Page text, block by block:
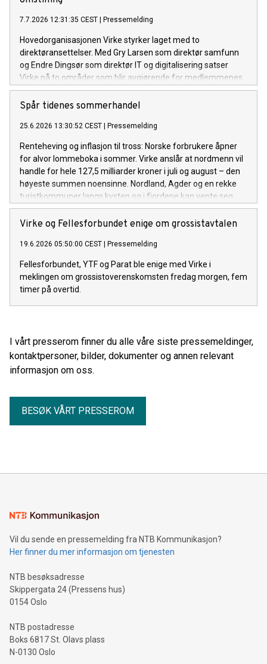
7.7.2026 12:31:35 CEST Pressemelding
Hovedorganisasjonen Virke styrker laget med to
direktøransettelser. Med Gry Larsen som direktør samfunn
og Endre Dingsør som direktør IT og digitalisering satser
Virke på to områder som blir avgjørende for medlemmenes
konkurransekraft i årene som kommer: samfunnspåvirkning
og digital omstilling.
Spår tidenes sommerhandel
25.6.2026 13:30:52 CEST Pressemelding
Renteheving og inflasjon til tross: Norske forbrukere åpner
for alvor lommeboka i sommer. Virke anslår at nordmenn vil
handle for hele 127,5 milliarder kroner i juli og august – den
høyeste summen noensinne. Nordland, Agder og en rekke
turistkommuner langs kysten og i fjordene kan vente seg
rekordomsetning.
Virke og Fellesforbundet enige om grossistavtalen
19.6.2026 05:50:00 CEST Pressemelding
Fellesforbundet, YTF og Parat ble enige med Virke i
meklingen om grossistoverenskomsten fredag morgen, fem
timer på overtid.
I vårt presserom finner du alle våre siste pressemeldinger,
kontaktpersoner, bilder, dokumenter og annen relevant
informasjon om oss.
BESØK VÅRT PRESSEROM
Vil du sende en pressemelding fra NTB Kommunikasjon?
Her finner du mer informasjon om tjenesten
NTB besøksadresse
Skippergata 24 (Pressens hus)
0154 Oslo
NTB postadresse
Boks 6817 St. Olavs plass
N-0130 Oslo